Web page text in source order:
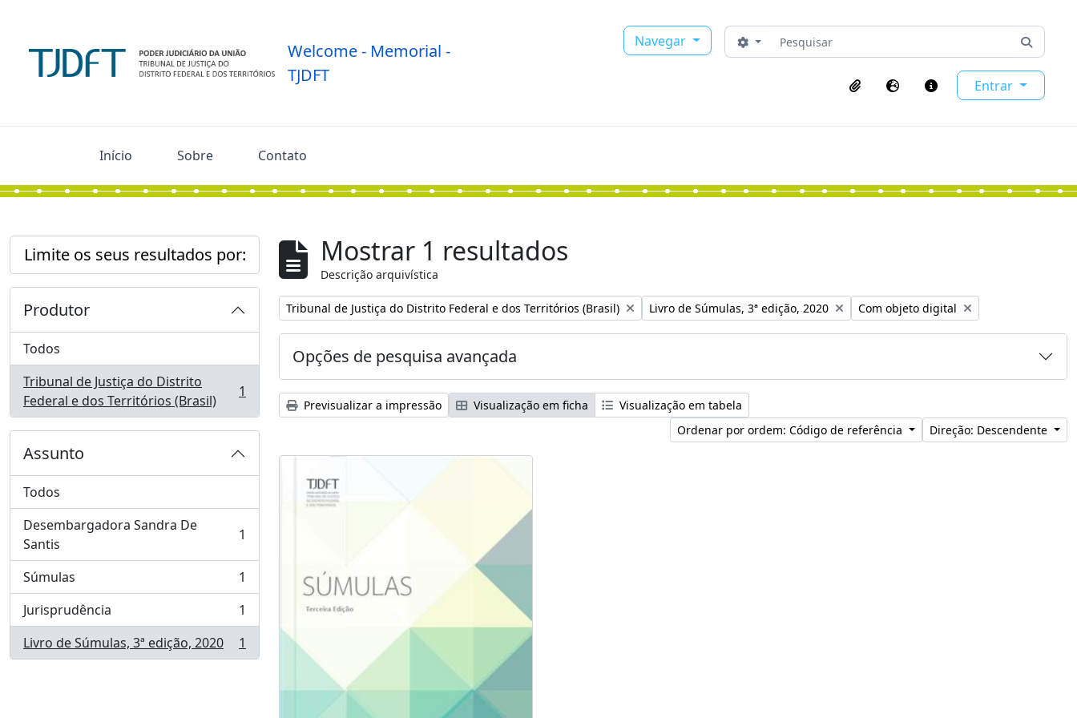
Welcome - Memorial -
TJDFT
Navegar Pesquisar
Opções de busca
Área de transferência
Idioma Ligações rápidas
Entrar
Início Sobre Contato
Limite os seus resultados por:
Produtor
Todos
Tribunal de Justiça do Distrito
Federal e dos Territórios (Brasil)
, 1 resultados 1
Assunto
Todos
Desembargadora Sandra De
Santis
, 1 resultados 1
Súmulas
, 1 resultados
1
Jurisprudência
, 1 resultados
1
Livro de Súmulas, 3ª edição, 2020
, 1 resultados 1
Mostrar 1 resultados
Descrição arquivística
Remover filtro:
Tribunal de Justiça do Distrito Federal e dos Territórios (Brasil) Remover filtro:
Livro de Súmulas, 3ª edição, 2020 Remover filtro:
Com objeto digital
Opções de pesquisa avançada
Previsualizar a impressão Visualização em ficha
Visualização em tabela
Ordenar por ordem: Código de referência
Direção: Descendente